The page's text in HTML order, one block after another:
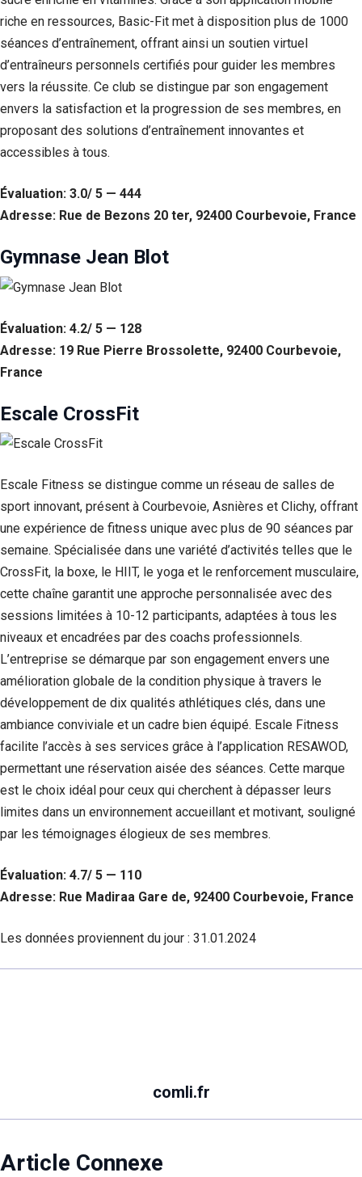
riche en ressources, Basic-Fit met à disposition plus de 1000
séances d’entraînement, offrant ainsi un soutien virtuel
d’entraîneurs personnels certifiés pour guider les membres
vers la réussite. Ce club se distingue par son engagement
envers la satisfaction et la progression de ses membres, en
proposant des solutions d’entraînement innovantes et
accessibles à tous.
Évaluation: 3.0/ 5 — 444
Adresse: Rue de Bezons 20 ter, 92400 Courbevoie, France
Gymnase Jean Blot
Évaluation: 4.2/ 5 — 128
Adresse: 19 Rue Pierre Brossolette, 92400 Courbevoie,
France
Escale CrossFit
Escale Fitness se distingue comme un réseau de salles de
sport innovant, présent à Courbevoie, Asnières et Clichy, offrant
une expérience de fitness unique avec plus de 90 séances par
semaine. Spécialisée dans une variété d’activités telles que le
CrossFit, la boxe, le HIIT, le yoga et le renforcement musculaire,
cette chaîne garantit une approche personnalisée avec des
sessions limitées à 10-12 participants, adaptées à tous les
niveaux et encadrées par des coachs professionnels.
L’entreprise se démarque par son engagement envers une
amélioration globale de la condition physique à travers le
développement de dix qualités athlétiques clés, dans une
ambiance conviviale et un cadre bien équipé. Escale Fitness
facilite l’accès à ses services grâce à l’application RESAWOD,
permettant une réservation aisée des séances. Cette marque
est le choix idéal pour ceux qui cherchent à dépasser leurs
limites dans un environnement accueillant et motivant, souligné
par les témoignages élogieux de ses membres.
Évaluation: 4.7/ 5 — 110
Adresse: Rue Madiraa Gare de, 92400 Courbevoie, France
Les données proviennent du jour : 31.01.2024
comli.fr
Article Connexe